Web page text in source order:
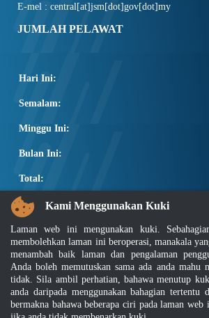
E-mel : central[at]jsm[dot]gov[dot]my
JUMLAH PELAWAT
Hari Ini:
Semalam:
Minggu Ini:
Bulan Ini:
Total:
PAUTAN POPULAR
Elektroteknikal, ICT dan Pembinaan
Other Notification Search
Regular Notification Search
Notification Subscription
Pengurusan Perniagaan dan
Kami Menggunakan Kuki
Laman web ini mengunakan kuki.
membolehkan laman ini beroperasi, manakala
menambah baik laman dan pengalaman
Anda boleh memutuskan sama ada anda mahu
tidak. Sila ambil perhatian, bahawa menutup
anda daripada menggunakan bahagian
bermakna bahawa beberapa ciri pada laman